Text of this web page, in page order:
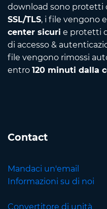
download sono protetti
SSL/TLS, i file vengono
center sicuri e protetti
di accesso &
file vengono rimossi
entro 120 minuti dalla
Contact
Mandaci un'email
Informazioni su di noi
Convertitore di unità